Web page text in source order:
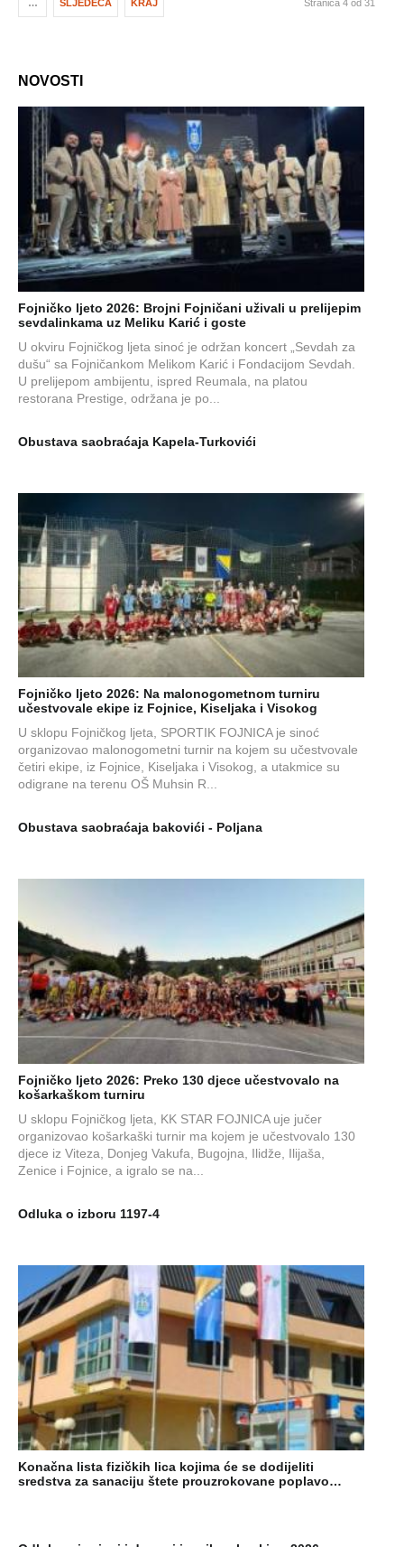
… SLJEDEĆA KRAJ Stranica 4 od 31
NOVOSTI
Fojničko ljeto 2026: Brojni Fojničani uživali u prelijepim
sevdalinkama uz Meliku Karić i goste
U okviru Fojničkog ljeta sinoć je održan koncert „Sevdah za
dušu“ sa Fojničankom Melikom Karić i Fondacijom Sevdah.
U prelijepom ambijentu, ispred Reumala, na platou
restorana Prestige, održana je po...
Obustava saobraćaja Kapela-Turkovići
Fojničko ljeto 2026: Na malonogometnom turniru
učestvovale ekipe iz Fojnice, Kiseljaka i Visokog
U sklopu Fojničkog ljeta, SPORTIK FOJNICA je sinoć
organizovao malonogometni turnir na kojem su učestvovale
četiri ekipe, iz Fojnice, Kiseljaka i Visokog, a utakmice su
odigrane na terenu OŠ Muhsin R...
Obustava saobraćaja bakovići - Poljana
Fojničko ljeto 2026: Preko 130 djece učestvovalo na
košarkaškom turniru
U sklopu Fojničkog ljeta, KK STAR FOJNICA uje jučer
organizovao košarkaški turnir ma kojem je učestvovalo 130
djece iz Viteza, Donjeg Vakufa, Bugojna, Ilidže, Ilijaša,
Zenice i Fojnice, a igralo se na...
Odluka o izboru 1197-4
Konačna lista fizičkih lica kojima će se dodijeliti
sredstva za sanaciju štete prouzrokovane poplavo…